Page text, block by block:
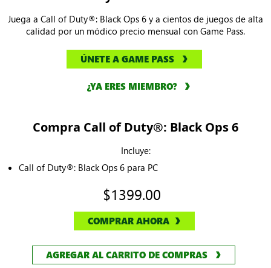
calidad por un módico precio mensual con Game Pass.
ÚNETE A GAME PASS
Compra Call of Duty®: Black Ops 6
Call of Duty®: Black Ops 6 para PC
$1399.00
COMPRAR AHORA
AGREGAR AL CARRITO DE COMPRAS